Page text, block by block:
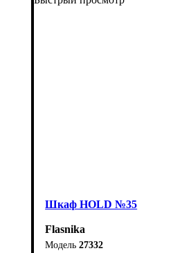
Шкаф НOLD №35
Flasnika
27332